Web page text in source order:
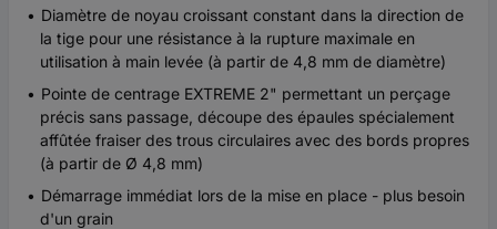
Diamètre de noyau croissant constant dans la direction de
la tige pour une résistance à la rupture maximale en
utilisation à main levée (à partir de 4,8 mm de diamètre)
Pointe de centrage EXTREME 2" permettant un perçage
précis sans passage, découpe des épaules spécialement
affûtée fraiser des trous circulaires avec des bords propres
(à partir de Ø 4,8 mm)
Démarrage immédiat lors de la mise en place - plus besoin
d'un grain